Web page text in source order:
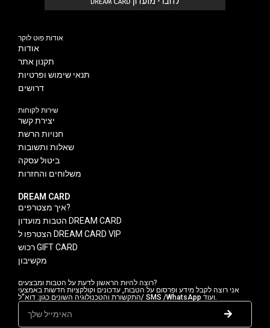
אודות פוט לוקר
אודות
תקנון אתר
תנאי שימוש ופרטיות
דרושים
שירות לקוחות
יצירת קשר
חנויות הרשת
שאלות ותשובות
ביטול עסקה
משלוחים והחזרות
DREAM CARD
איך מצטרפים?
הטבות מועדון DREAM CARD
הצטרפו ל DREAM CARD VIP
רכוש GIFT CARD
מקשיבון
רוצה להיות הראשון לדעת על הטבות ומבצעים?
אני רוצה לקבל מידע ופרסום על הטבות, עדכונים וקולקציות חדשות באמצעי
התקשורת והטכנולוגיה השונים כגון: דוא"ל/ SMS /WhatsApp ועוד.